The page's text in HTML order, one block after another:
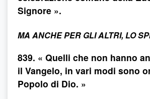
Signore ».
MA ANCHE PER GLI ALTRI, LO
839. « Quelli che non hanno
il Vangelo, in vari modi sono
Popolo di Dio. »